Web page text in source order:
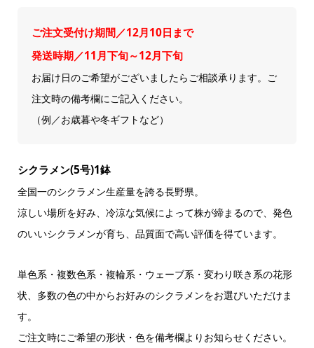
ご注文受付け期間／12月10日まで
発送時期／11月下旬～12月下旬
お届け日のご希望がございましたらご相談承ります。ご
注文時の備考欄にご記入ください。
（例／お歳暮や冬ギフトなど）
シクラメン(5号)1鉢
全国一のシクラメン生産量を誇る長野県。
涼しい場所を好み、冷涼な気候によって株が締まるので、発色
のいいシクラメンが育ち、品質面で高い評価を得ています。
単色系・複数色系・複輪系・ウェーブ系・変わり咲き系の花形
状、多数の色の中からお好みのシクラメンをお選びいただけま
す。
ご注文時にご希望の形状・色を備考欄よりお知らせください。